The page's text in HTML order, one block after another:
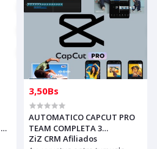
3,50Bs
AUTOMATICO CAPCUT PRO
TEAM COMPLETA 3
dispositivo 30 DIAS PARA
ZiZ CRM Afiliados